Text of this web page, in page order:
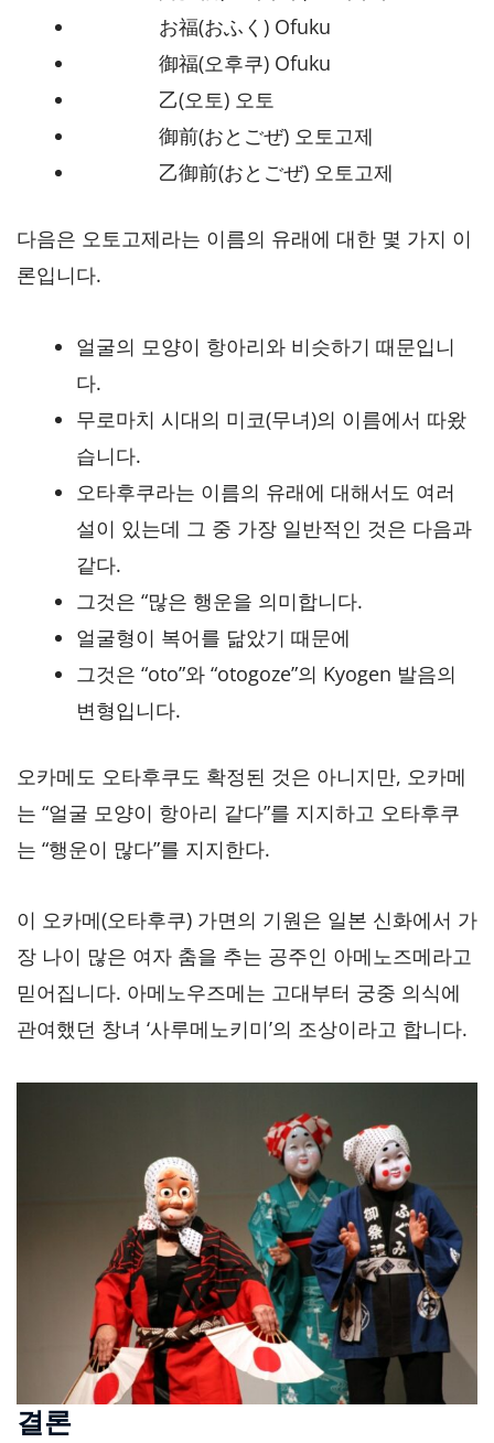
お福(おふく) Ofuku
御福(오후쿠) Ofuku
乙(오토) 오토
御前(おとごぜ) 오토고제
乙御前(おとごぜ) 오토고제
다음은 오토고제라는 이름의 유래에 대한 몇 가지 이
론입니다.
얼굴의 모양이 항아리와 비슷하기 때문입니
다.
무로마치 시대의 미코(무녀)의 이름에서 따왔
습니다.
오타후쿠라는 이름의 유래에 대해서도 여러
설이 있는데 그 중 가장 일반적인 것은 다음과
같다.
그것은 “많은 행운을 의미합니다.
얼굴형이 복어를 닮았기 때문에
그것은 “oto”와 “otogoze”의 Kyogen 발음의
변형입니다.
오카메도 오타후쿠도 확정된 것은 아니지만, 오카메
는 “얼굴 모양이 항아리 같다”를 지지하고 오타후쿠
는 “행운이 많다”를 지지한다.
이 오카메(오타후쿠) 가면의 기원은 일본 신화에서 가
장 나이 많은 여자 춤을 추는 공주인 아메노즈메라고
믿어집니다. 아메노우즈메는 고대부터 궁중 의식에
관여했던 창녀 ‘사루메노키미’의 조상이라고 합니다.
결론